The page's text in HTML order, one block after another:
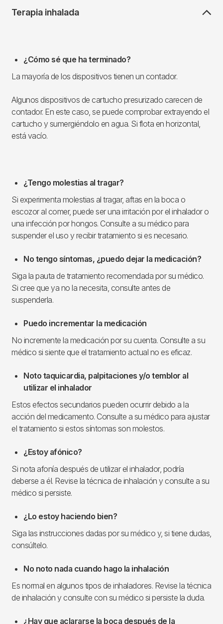
Terapia inhalada
¿Cómo sé que ha terminado?
La mayoría de los dispositivos tienen un contador.
Algunos dispositivos de cartucho presurizado carecen de
contador. En este caso, se puede comprobar extrayendo el
cartucho y sumergiéndolo en agua. Si flota en horizontal,
está vacío.
¿Tengo molestias al tragar?
Si experimenta molestias al tragar, aftas en la boca o
escozor al comer, puede ser una irritación por el inhalador o
una infección por hongos. Consulte a su médico para
suspender el uso y recibir tratamiento si es necesario.
No tengo síntomas, ¿puedo dejar la medicación?
Siga la pauta de tratamiento recomendada por su médico.
Si cree que ya no la necesita, consulte antes de
suspenderla.
Puedo incrementar la medicación
No incremente la medicación por su cuenta. Consulte a su
médico si siente que el tratamiento actual no es eficaz.
Noto taquicardia, palpitaciones y/o temblor al
utilizar el inhalador
Estos efectos secundarios pueden ocurrir debido a la
acción del medicamento. Consulte a su médico para ajustar
el tratamiento si estos síntomas son molestos.
¿Estoy afónico?
Si nota afonía después de utilizar el inhalador, podría
deberse a él. Revise la técnica de inhalación y consulte a su
médico si persiste.
¿Lo estoy haciendo bien?
Siga las instrucciones dadas por su médico y, si tiene dudas,
consúltelo.
No noto nada cuando hago la inhalación
Es normal en algunos tipos de inhaladores. Revise la técnica
de inhalación y consulte con su médico si persiste la duda.
¿Hay que aclararse la boca después de la